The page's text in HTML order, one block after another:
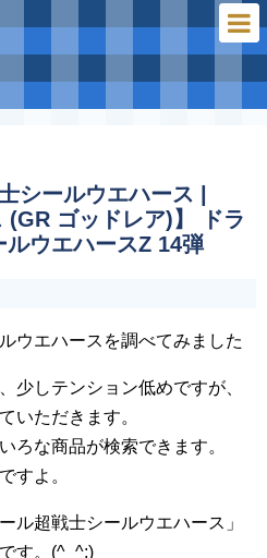
シールウエハース |
(GR ゴッドレア)】 ドラ
ルウエハースZ 14弾
ウエハースを調べてみました
少しテンション低めですが、
いただきます。
ろな商品が検索できます。
すよ。
ル超戦士シールウエハース」
す。(^_^;)